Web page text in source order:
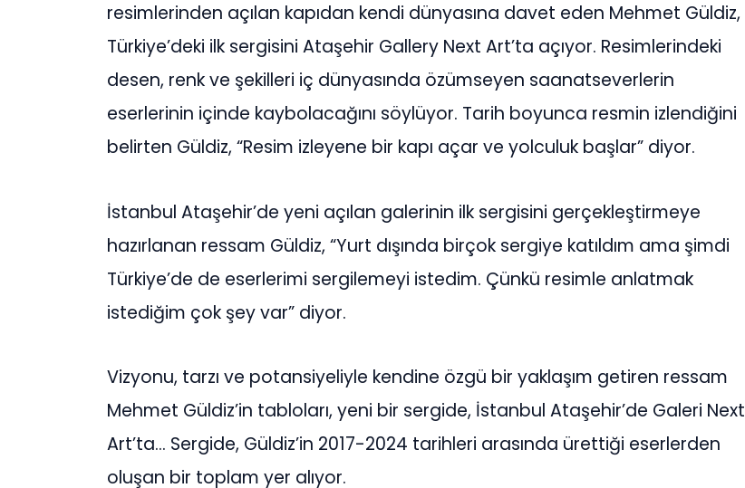
resimlerinden açılan kapıdan kendi dünyasına davet eden Mehmet Güldiz,
Türkiye’deki ilk sergisini Ataşehir Gallery Next Art’ta açıyor. Resimlerindeki
desen, renk ve şekilleri iç dünyasında özümseyen saanatseverlerin
eserlerinin içinde kaybolacağını söylüyor. Tarih boyunca resmin izlendiğini
belirten Güldiz, “Resim izleyene bir kapı açar ve yolculuk başlar” diyor.
İstanbul Ataşehir’de yeni açılan galerinin ilk sergisini gerçekleştirmeye
hazırlanan ressam Güldiz, “Yurt dışında birçok sergiye katıldım ama şimdi
Türkiye’de de eserlerimi sergilemeyi istedim. Çünkü resimle anlatmak
istediğim çok şey var” diyor.
Vizyonu, tarzı ve potansiyeliyle kendine özgü bir yaklaşım getiren ressam
Mehmet Güldiz’in tabloları, yeni bir sergide, İstanbul Ataşehir’de Galeri Next
Art’ta… Sergide, Güldiz’in 2017-2024 tarihleri arasında ürettiği eserlerden
oluşan bir toplam yer alıyor.